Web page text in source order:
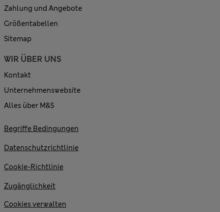
Zahlung und Angebote
Größentabellen
Sitemap
WIR ÜBER UNS
Kontakt
Unternehmenswebsite
Alles über M&S
Begriffe Bedingungen
Datenschutzrichtlinie
Cookie-Richtlinie
Zugänglichkeit
Cookies verwalten